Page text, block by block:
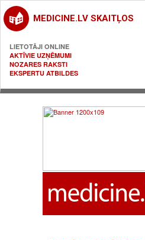
MEDICINE.LV SKAITĻOS
LIETOTĀJI ONLINE
AKTĪVIE UZŅĒMUMI
NOZARES RAKSTI
EKSPERTU ATBILDES